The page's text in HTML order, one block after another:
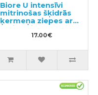
Biore U intensīvi
mitrinošas šķidrās
ķermeņa ziepes ar
maigu ziedu-augļu
aromātu 480ml
17.00€